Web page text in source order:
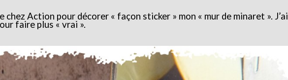
chez Action pour décorer « façon sticker » mon « mur de minaret ». J’ai
faire plus « vrai ».